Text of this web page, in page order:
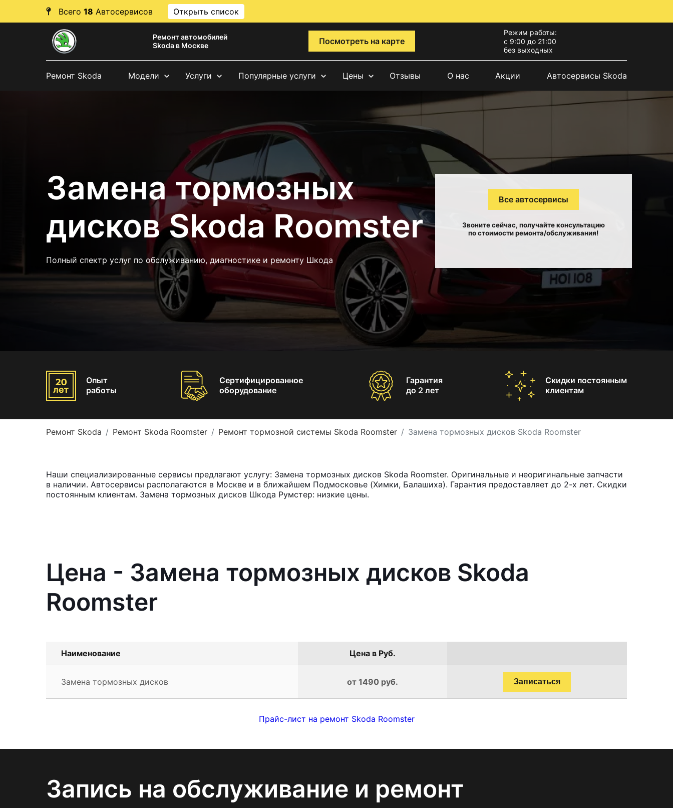
Всего 18 Автосервисов Открыть список
Ремонт автомобилей
Skoda в Москве
Посмотреть на карте
Режим работы:
с 9:00 до 21:00
без выходных
Ремонт Skoda Модели Услуги Популярные услуги Цены Отзывы О нас Акции Автосервисы Skoda
Замена тормозных
дисков Skoda Roomster
Полный спектр услуг по обслуживанию, диагностике и ремонту Шкода
Все автосервисы
Звоните сейчас, получайте консультацию
по стоимости ремонта/обслуживания!
Опыт
работы
Сертифицированное
оборудование
Гарантия
до 2 лет
Скидки постоянным
клиентам
Ремонт Skoda Ремонт Skoda Roomster Ремонт тормозной системы Skoda Roomster Замена тормозных дисков Skoda Roomster
Наши специализированные сервисы предлагают услугу: Замена тормозных дисков Skoda Roomster. Оригинальные и неоригинальные запчасти
в наличии. Автосервисы располагаются в Москве и в ближайшем Подмосковье (Химки, Балашиха). Гарантия предоставляет до 2-х лет. Скидки
постоянным клиентам. Замена тормозных дисков Шкода Румстер: низкие цены.
Цена - Замена тормозных дисков Skoda
Roomster
Наименование Цена в Руб.
Замена тормозных дисков от 1490 руб. Записаться
Прайс-лист на ремонт Skoda Roomster
Запись на обслуживание и ремонт